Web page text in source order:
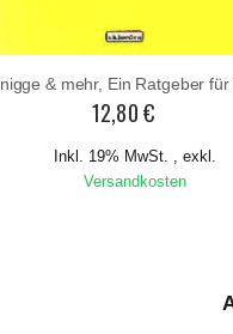
12,80 €
Inkl. 19% MwSt. , exkl.
Versandkosten